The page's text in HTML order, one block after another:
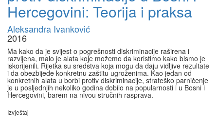
Hercegovini: Teorija i praksa
Aleksandra Ivanković
2016
Ma kako da je svijest o pogrešnosti diskriminacije raširena i
razvijena, malo je alata koje možemo da koristimo kako bismo je
iskorijenili. Rijetka su sredstva koja mogu da daju vidljive rezultate
i da obezbijede konkretnu zaštitu ugroženima. Kao jedan od
konkretnih alata u borbi protiv diskriminacije, strateško parničenje
je u posljednjih nekoliko godina dobilo na popularnosti i u Bosni i
Hercegovini, barem na nivou stručnih rasprava.
Izvještaj